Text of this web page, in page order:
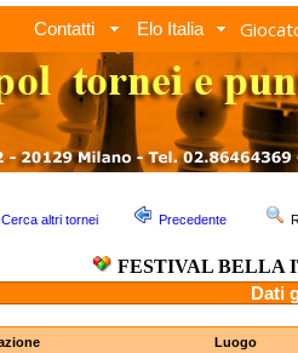
Contatti Elo Italia
Cerca altri tornei Precedente
FESTIVAL BELLA
Dati
Luogo